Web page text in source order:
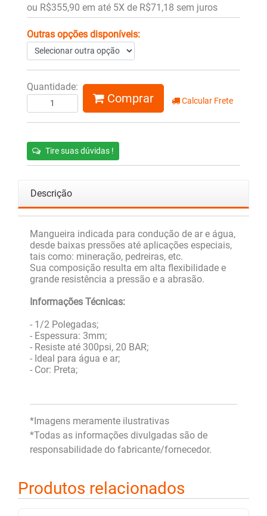
ou R$355,90 em até 5X de R$71,18 sem juros
Outras opções disponíveis:
Quantidade:
Comprar Calcular Frete
Tire suas dúvidas !
Descrição
Mangueira indicada para condução de ar e água,
desde baixas pressões até aplicações especiais,
tais como: mineração, pedreiras, etc.
Sua composição resulta em alta flexibilidade e
grande resistência a pressão e a abrasão.
Informações Técnicas:
- 1/2 Polegadas;
- Espessura: 3mm;
- Resiste até 300psi, 20 BAR;
- Ideal para água e ar;
- Cor: Preta;
*Imagens meramente ilustrativas
*Todas as informações divulgadas são de
responsabilidade do fabricante/fornecedor.
Produtos relacionados